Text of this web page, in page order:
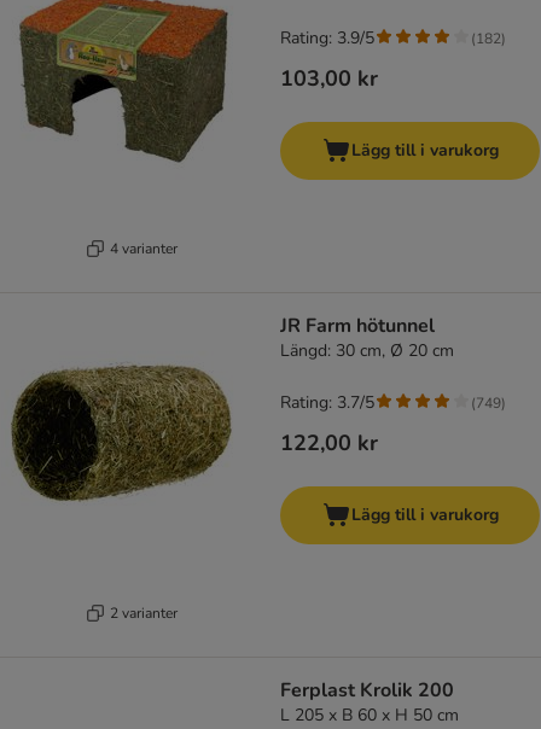
4 varianter
103,00 kr
Rating: 3.9/5 (182)
Lägg till i varukorg
2 varianter
JR Farm hötunnel
Längd: 30 cm, Ø 20 cm
122,00 kr
Rating: 3.7/5 (749)
Lägg till i varukorg
Ferplast Krolik 200
L 205 x B 60 x H 50 cm